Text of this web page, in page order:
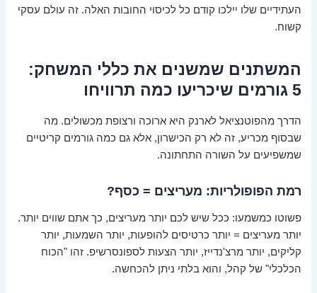
העתידיים שלו יילכו קודם כל לכיסוי החובות האלה. זה עולם עסקי
קשוח.
המשתנים שמשנים את כללי המשחק:
5 גורמים שיכריעו כמה תרוויחו
הדרך מהפוטנציאל לארנק היא ארוכה ורצופת מכשולים. מה
שבסוף מכריע, זה לא רק הכישרון, אלא גם כמה גורמים קריטיים
שמשפיעים על השורה התחתונה.
רמת הפופולריות: מעריצים = כסף?
פשוטו כמשמעו: ככל שיש לכם יותר מעריצים, כך אתם שווים יותר.
יותר מעריצים = יותר כרטיסים להופעות, יותר השמעות, יותר
קליקים, יותר מרצ'נדייז, יותר הצעות לספונסרשיפ. זהו "הכוח
הכלכלי" של קהל, והוא בלתי ניתן להכחשה.